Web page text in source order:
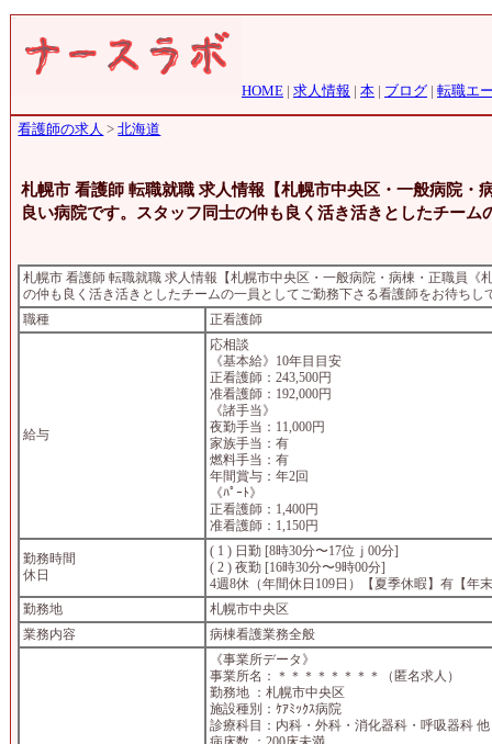
HOME | 求人情報 | 本 | ブログ | 転職エ
看護師の求人 >北海道
札幌市 看護師 転職就職 求人情報【札幌市中央区・一般病院
良い病院です。スタッフ同士の仲も良く活き活きとしたチー
札幌市 看護師 転職就職 求人情報【札幌市中央区・一般病院・病棟・正職員
の仲も良く活き活きとしたチームの一員としてご勤務下さる看護師をお待ちし
職種
正看護師
給与
応相談
《基本給》10年目目安
正看護師：243,500円
准看護師：192,000円
《諸手当》
夜勤手当：11,000円
家族手当：有
燃料手当：有
年間賞与：年2回
《ﾊﾟｰﾄ》
正看護師：1,400円
准看護師：1,150円
勤務時間
休日
( 1 ) 日勤 [8時30分〜17位ｊ00分]
( 2 ) 夜勤 [16時30分〜9時00分]
4週8休（年間休日109日）【夏季休暇】有【年
勤務地
札幌市中央区
業務内容
病棟看護業務全般
《事業所データ》
事業所名：＊＊＊＊＊＊＊＊（匿名求人）
勤務地 ：札幌市中央区
施設種別：ｹｱﾐｯｸｽ病院
診療科目：内科・外科・消化器科・呼吸器科 他